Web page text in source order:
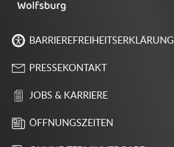
BARRIEREFREIHEITSERKLÄRUNG
PRESSEKONTAKT
JOBS & KARRIERE
ÖFFNUNGSZEITEN